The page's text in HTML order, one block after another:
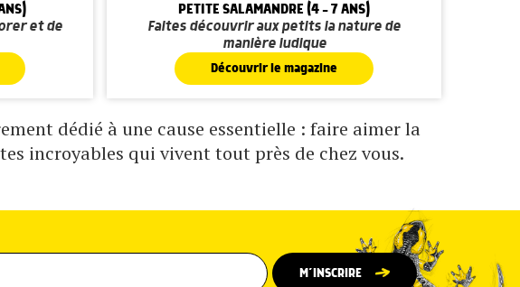
et de
PETITE SALAMANDRE (4 - 7 ANS)
Faites découvrir aux petits la nature de
manière ludique
Découvrir le magazine
dédié à une cause essentielle : faire aimer la
incroyables qui vivent tout près de chez vous.
M’INSCRIRE